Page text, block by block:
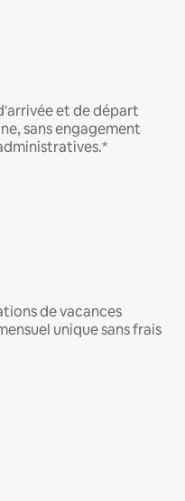
et de départ
sans engagement
de vacances
unique sans frais